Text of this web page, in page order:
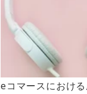
eコマースにおけ